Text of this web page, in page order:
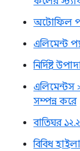
অটোফিল
এলিমেন্ট
নির্দিষ্ট
এলিমেন্টস
সম্পন্ন করে
বাতিঘর
বিবিধ